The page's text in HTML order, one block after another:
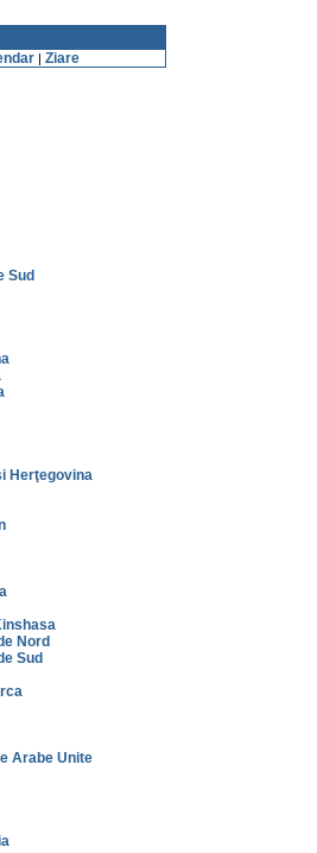
| Ziare
Sud
Herţegovina
Nord
Sud
Arabe Unite